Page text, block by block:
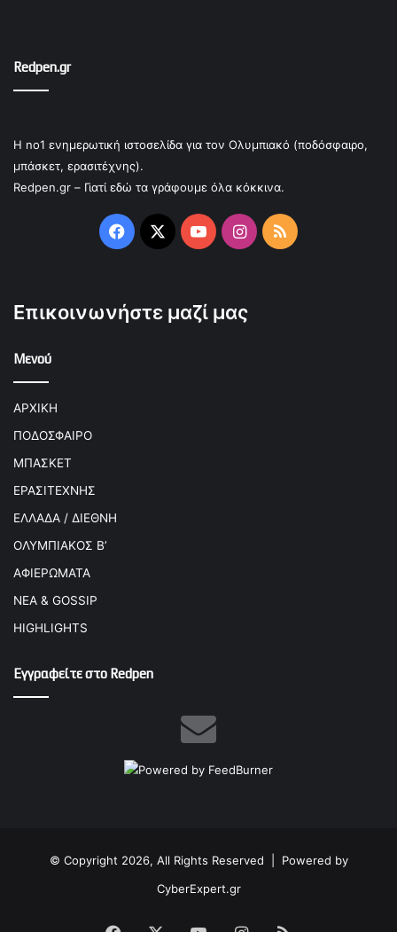
Redpen.gr
Η no1 ενημερωτική ιστοσελίδα για τον Ολυμπιακό (ποδόσφαιρο,
μπάσκετ, ερασιτέχνης).
Redpen.gr – Γιατί εδώ τα γράφουμε όλα κόκκινα.
Facebook
X YouTubeInstagram
RSS
Επικοινωνήστε μαζί μας
Μενού
ΑΡΧΙΚΗ
ΠΟΔΟΣΦΑΙΡΟ
ΜΠΑΣΚΕΤ
ΕΡΑΣΙΤΕΧΝΗΣ
ΕΛΛΑΔΑ / ΔΙΕΘΝΗ
ΟΛΥΜΠΙΑΚΟΣ Β’
ΑΦΙΕΡΩΜΑΤΑ
ΝΕΑ & GOSSIP
HIGHLIGHTS
Εγγραφείτε στο Redpen
© Copyright 2026, All Rights Reserved | Powered by
CyberExpert.gr